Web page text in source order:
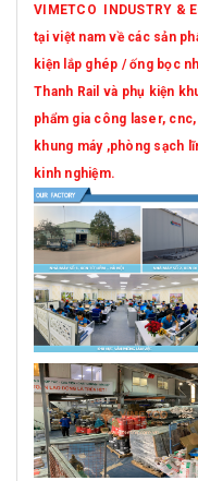
VIMETCO INDUSTRY &
tại việt nam về các sản
kiện lắp ghép / ống bọc
Thanh Rail và phụ kiện
phẩm gia công laser,
khung máy ,phòng sạch
kinh nghiệm.